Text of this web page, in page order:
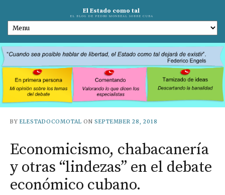
El Estado como tal
EL BLOG DE PEDRO MONREAL SOBRE CUBA
BY ELESTADOCOMOTAL ON SEPTEMBER 28, 2018
Economicismo, chabacanería
y otras “lindezas” en el debate
económico cubano.